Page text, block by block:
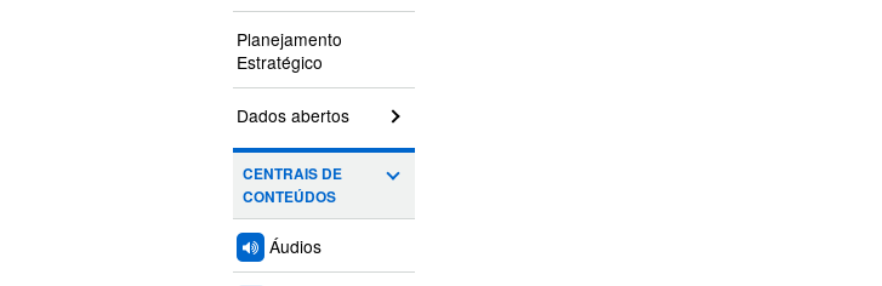
Planejamento
Estratégico
Dados abertos
CENTRAIS DE
CONTEÚDOS
Áudios